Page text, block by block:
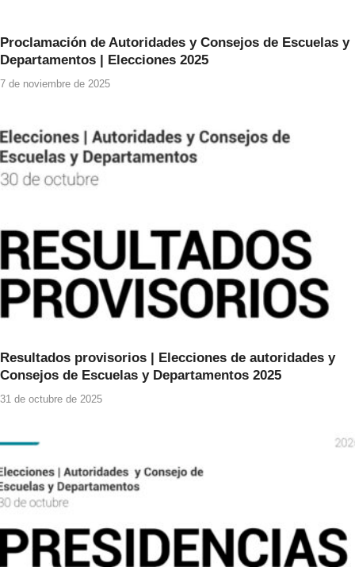
Proclamación de Autoridades y Consejos de Escuelas y
Departamentos | Elecciones 2025
7 de noviembre de 2025
Resultados provisorios | Elecciones de autoridades y
Consejos de Escuelas y Departamentos 2025
31 de octubre de 2025